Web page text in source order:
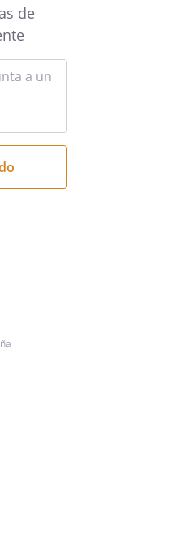
de